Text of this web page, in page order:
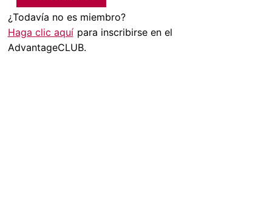
¿Todavía no es miembro?
Haga clic aquí para inscribirse en el
AdvantageCLUB.